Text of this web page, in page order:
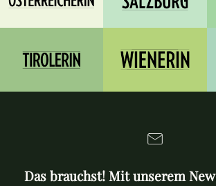
Das brauchst! Mit unserem